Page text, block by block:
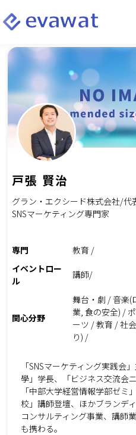
戸張 賢治
グラン・エクシード株式会社/
SNSマーケティング専門家
専門
教育 /
イベントロー
ル
講師/
関心分野
舞台・劇 / 音楽(
業, 食の安全) /
ーツ / 教育 / 社
り) /
「SNSマーケティング実践会
學」学長、「ビジネス交流会
「中部大学経営情報学部ゼミ
校」講師登壇、ほかブランデ
コンサルティング事業、講師
も携わる。